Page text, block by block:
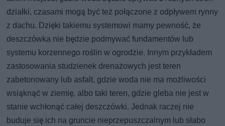
działki, czasami mogą być też połączone z odpływem rynny
z dachu. Dzięki takiemu systemowi mamy pewność, że
deszczówka nie będzie podmywać fundamentów lub
systemu korzennego roślin w ogrodzie. Innym przykładem
zastosowania studzienek drenażowych jest teren
zabetonowany lub asfalt, gdzie woda nie ma możliwości
wsiąknąć w ziemię, albo taki teren, gdzie gleba nie jest w
stanie wchłonąć całej deszczówki. Jednak raczej nie
buduje się ich na gruncie nieprzepuszczalnym lub słabo